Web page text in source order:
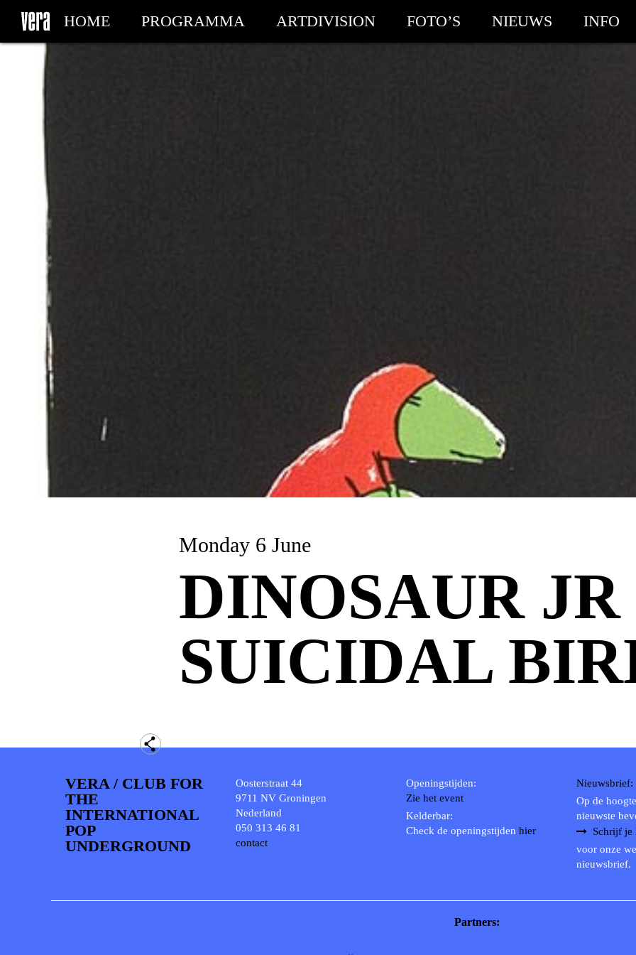
HOME PROGRAMMA ARTDIVISION FOTO’S NIEUWS INFO
Monday 6 June
DINOSAUR JR
SUICIDAL
VERA / CLUB FOR
THE
INTERNATIONAL
POP
UNDERGROUND
Oosterstraat 44
9711 NV Groningen
Nederland
050 313 46 81
contact
Openingstijden:
Zie het event
Kelderbar:
Check de openingstijden hier
Nieuwsbrief:
Op de
nieuwste
Schrijf je
voor onze
nieuwsbrief.
Partners: